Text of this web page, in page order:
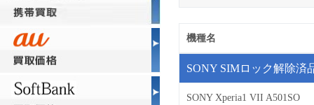
機種名
SONY SIMロック解除済
SONY Xperia1 VII A501SO